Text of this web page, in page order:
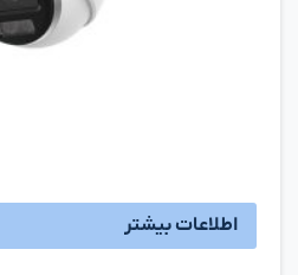
اطلاعات بیشتر